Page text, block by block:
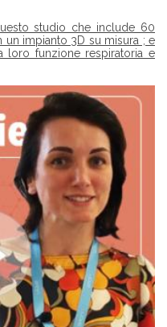
studio che include 60
un impianto 3D su misura ; e
loro funzione respiratoria e